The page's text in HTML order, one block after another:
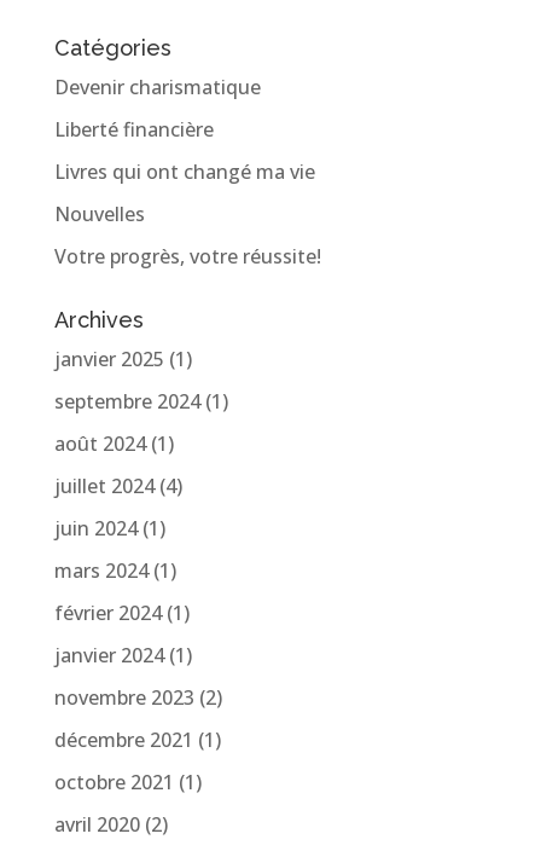
Catégories
Devenir charismatique
Liberté financière
Livres qui ont changé ma vie
Nouvelles
Votre progrès, votre réussite!
Archives
janvier 2025 (1)
septembre 2024(1)
août 2024(1)
juillet 2024(4)
juin 2024(1)
mars 2024(1)
février 2024(1)
janvier 2024(1)
novembre 2023 (2)
décembre 2021 (1)
octobre 2021 (1)
avril 2020(2)